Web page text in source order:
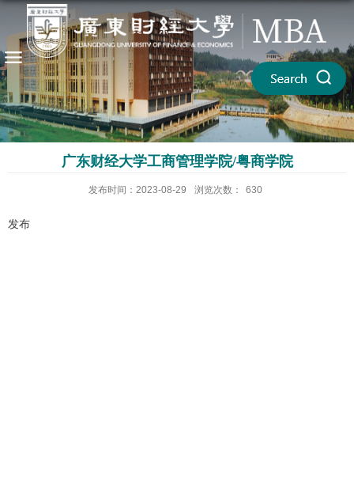
广东财经大学工商管理学院/粤商学院
发布时间：2023-08-29 浏览次数： 630
发布